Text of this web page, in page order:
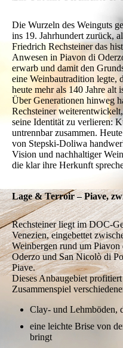
Die Wurzeln des Weinguts
ins 19. Jahrhundert zurück,
Friedrich Rechsteiner das
Anwesen in Piavon di
erwarb und damit den
eine Weinbautradition legte,
heute mehr als 140 Jahre alt
Über Generationen hinweg
Rechsteiner
seine Identität zu verlieren:
untrennbar zusammen.
von Stepski-Doliwa
Vision und nachhaltiger
die klar ihre Herkunft
Lage & Terroir – Piave,
Rechsteiner liegt im DOC-
Venezien, eingebettet
Weinbergen rund um Piavon
Oderzo und San Nicolò di
Piave.
Dieses Anbaugebiet
Zusammenspiel
Clay- und Lehmböden,
eine leichte Brise von
bringt